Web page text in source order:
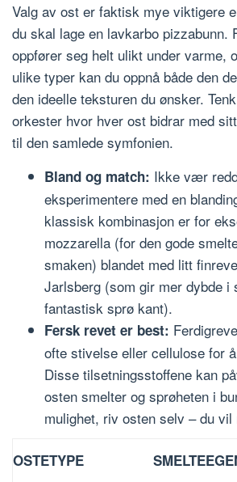
Valg av ost er faktisk mye viktigere
du skal lage en lavkarbo pizzabunn.
oppfører seg helt ulikt under varme,
ulike typer kan du oppnå både den
den ideelle teksturen du ønsker.
orkester hvor hver ost bidrar med
til den samlede symfonien.
Bland og match: Ikke vær
eksperimentere med en
klassisk kombinasjon er for
mozzarella (for den gode
smaken) blandet med litt
Jarlsberg (som gir mer dybde i
fantastisk sprø kant).
Fersk revet er best:
ofte stivelse eller cellulose for
Disse tilsetningsstoffene kan
osten smelter og sprøheten i
mulighet, riv osten selv – du
OSTETYPE